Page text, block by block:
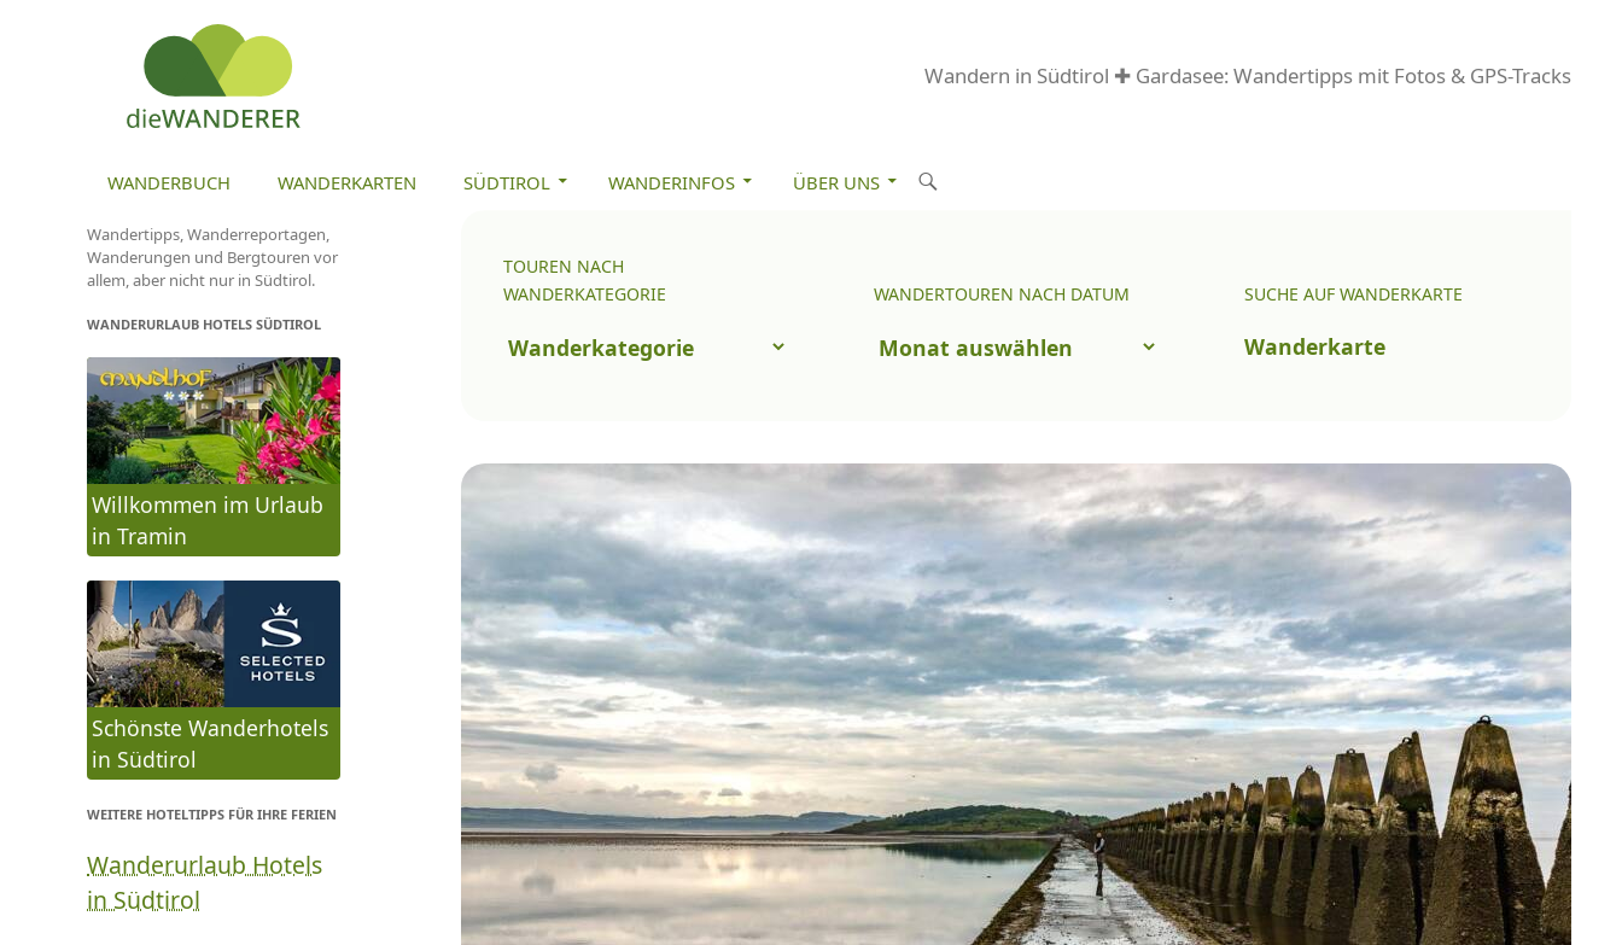
Wandern in Südtirol ✚ Gardasee: Wandertipps mit Fotos & GPS-Tracks
S
h
n
WANDERBUCH WANDERKARTEN SÜDTIROL WANDERINFOS ÜBER UNS
TOUREN NACH
WANDERKATEGORIE
Touren
WANDERTOUREN NACH DATUM
nach
Datum
SUCHE AUF WANDERKARTE
Wanderkarte
Wandertipps, Wanderreportagen,
Wanderungen und Bergtouren vor
allem, aber nicht nur in Südtirol.
WANDERURLAUB HOTELS SÜDTIROL
Willkommen im Urlaub
in Tramin
Schönste Wanderhotels
in Südtirol
WEITERE HOTELTIPPS FÜR IHRE FERIEN
Wanderurlaub Hotels
in Südtirol